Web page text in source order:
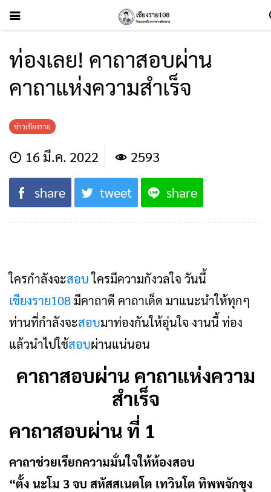
ท่องเลย! คาถาสอบผ่าน
คาถาแห่งความสำเร็จ
ข่าวเชียงราย
16 มี.ค. 2022 2593
share tweet share
ใครกำลังจะสอบใครมีความกังวลใจ วันนี้
เชียงราย108มีคาถาดี คาถาเด็ด มาแนะนำให้ทุกๆ
ท่านที่กำลังจะสอบมาท่องกันให้อุ่นใจ งานนี้ ท่อง
แล้วนำไปใช้สอบผ่านแน่นอน
คาถาสอบผ่าน คาถาแห่งความ
สำเร็จ
คาถาสอบผ่าน ที่ 1
คาถาช่วยเรียกความมั่นใจให้ห้องสอบ
“ตั้ง นะโม 3 จบ สหัสสเนตโต เทวินโต ทิพพจักขุง